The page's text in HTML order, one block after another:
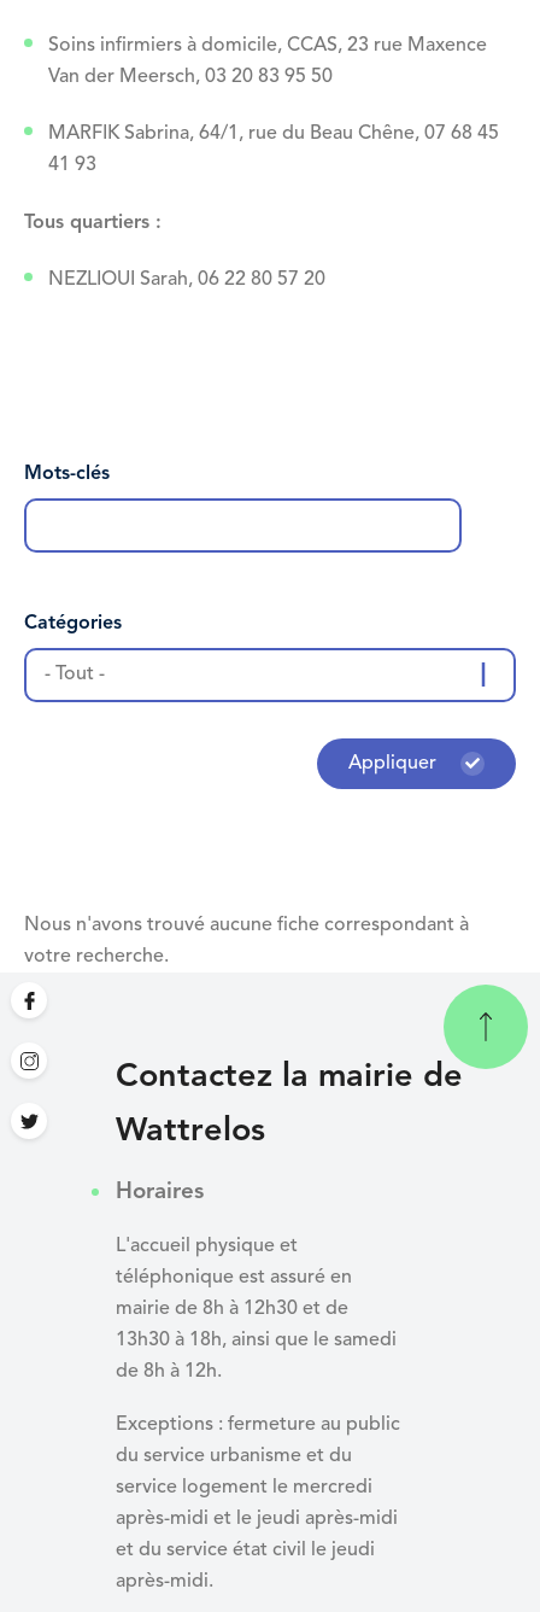
Soins infirmiers à domicile, CCAS, 23 rue Maxence
Van der Meersch, 03 20 83 95 50
MARFIK Sabrina, 64/1, rue du Beau Chêne, 07 68 45
41 93
Tous quartiers :
NEZLIOUI Sarah, 06 22 80 57 20
Mots-clés
Catégories
- Tout -
Appliquer
Nous n'avons trouvé aucune fiche correspondant à
votre recherche.
Contactez la mairie de
Wattrelos
Horaires
L'accueil physique et
téléphonique est assuré en
mairie de 8h à 12h30 et de
13h30 à 18h, ainsi que le samedi
de 8h à 12h.
Exceptions : fermeture au public
du service urbanisme et du
service logement le mercredi
après-midi et le jeudi après-midi
et du service état civil le jeudi
après-midi.